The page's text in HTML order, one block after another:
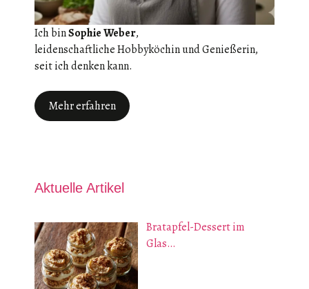
Ich binSophie Weber,
leidenschaftliche Hobbyköchin und Genießerin,
seit ich denken kann.
Mehr erfahren
Aktuelle Artikel
Bratapfel-Dessert im
Glas…